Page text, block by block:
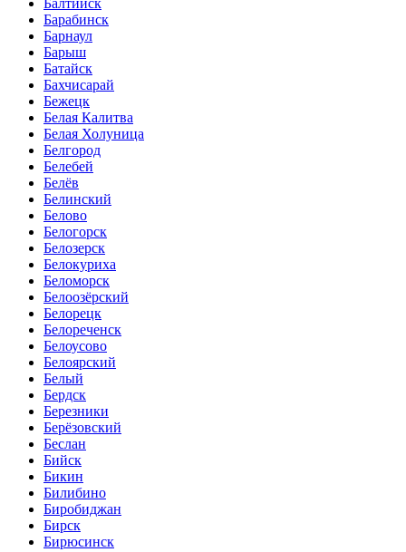
Балтийск
Барабинск
Барнаул
Барыш
Батайск
Бахчисарай
Бежецк
Белая Калитва
Белая Холуница
Белгород
Белебей
Белёв
Белинский
Белово
Белогорск
Белозерск
Белокуриха
Беломорск
Белоозёрский
Белорецк
Белореченск
Белоусово
Белоярский
Белый
Бердск
Березники
Берёзовский
Беслан
Бийск
Бикин
Билибино
Биробиджан
Бирск
Бирюсинск